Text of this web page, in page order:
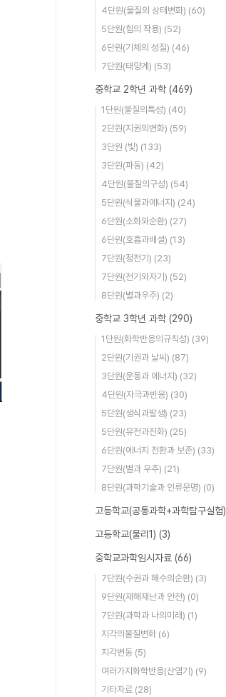
4단원(물질의 상태변화) (60)
5단원(힘의 작용) (52)
6단원(기체의 성질) (46)
7단원(태양계) (53)
중학교 2학년 과학 (469)
1단원(물질의특성) (40)
2단원(지권의변화) (59)
3단원 (빛) (133)
3단원(파동) (42)
4단원(물질의구성) (54)
5단원(식물과에너지) (24)
6단원(소화와순환) (27)
6단원(호흡과배설) (13)
7단원(정전기) (23)
7단원(전기와자기) (52)
8단원(별과우주) (2)
중학교 3학년 과학 (290)
1단원(화학반응의규칙성) (39)
2단원(기권과 날씨) (87)
3단원(운동과 에너지) (32)
4단원(자극과반응) (30)
5단원(생식과발생) (23)
5단원(유전과진화) (25)
6단원(에너지 전환과 보존) (33)
7단원(별과 우주) (21)
8단원(과학기술과 인류문명) (0)
고등학교(공통과학+과학탐구실험)
고등학교(물리1) (3)
중학교과학임시자료 (66)
7단원(수권과 해수의순환) (3)
9단원(재해재난과 안전) (0)
7단원(과학과 나의미래) (1)
지각의물질변화 (6)
지각변동 (5)
여러가지화학반응(산염기) (9)
기타자료 (28)